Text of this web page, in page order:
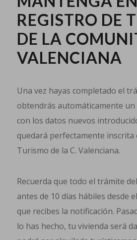
REGISTRO DE
DE LA
VALENCIANA
Una vez hayas completado el
obtendrás automáticamente un
con los datos nuevos
quedará perfectamente inscrita
Turismo de la C. Valenciana.
Recuerda que todo el trámite
antes de 10 días hábiles desde
que recibes la notificación.
lo has hecho, tu vivienda será